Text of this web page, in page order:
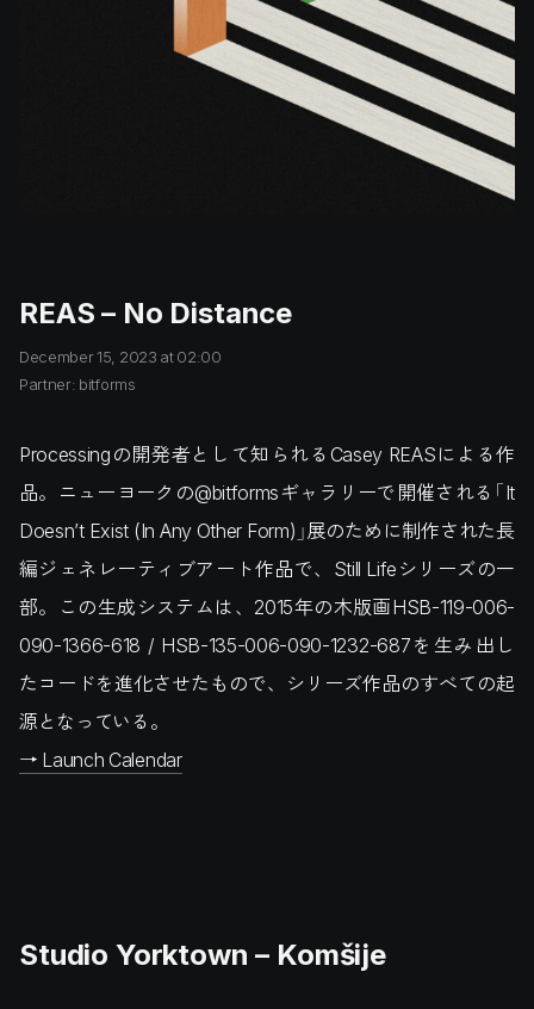
REAS – No Distance
December 15, 2023 at 02:00
Partner: bitforms
Processingの開発者として知られるCasey REASによる作
品。ニューヨークの@bitformsギャラリーで開催される「It
Doesn’t Exist (In Any Other Form)」展のために制作された長
編ジェネレーティブアート作品で、Still Lifeシリーズの一
部。この生成システムは、2015年の木版画HSB-119-006-
090-1366-618 / HSB-135-006-090-1232-687を生み出し
たコードを進化させたもので、シリーズ作品のすべての起
源となっている。
→ Launch Calendar
Studio Yorktown – Komšije